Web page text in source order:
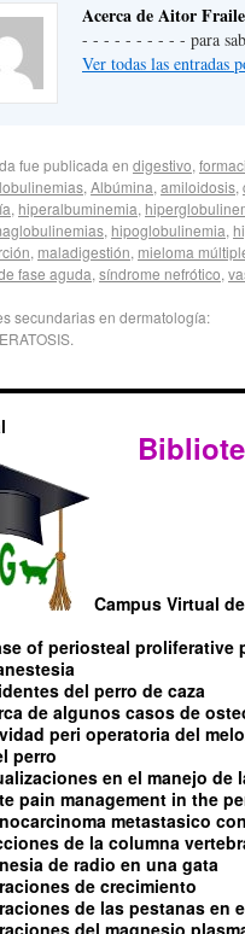
Acerca de Aitor Fraile
- - - - - - - - - - para
Ver todas las entradas
fue publicada en digestivo,
, Albúmina, amiloidosis,
, hiperalbuminemia,
, hipoglobulinemia,
, maladigestión, mieloma
fase aguda, síndrome nefrótico,
secundarias en dermatología:
Campus Virtual
of periosteal proliferative
del perro de caza
de algunos casos de
peri operatoria del
perro
en el manejo
pain management in the
metastasico
de la columna
de radio en una gata
de crecimiento
de las pestanas en
del magnesio